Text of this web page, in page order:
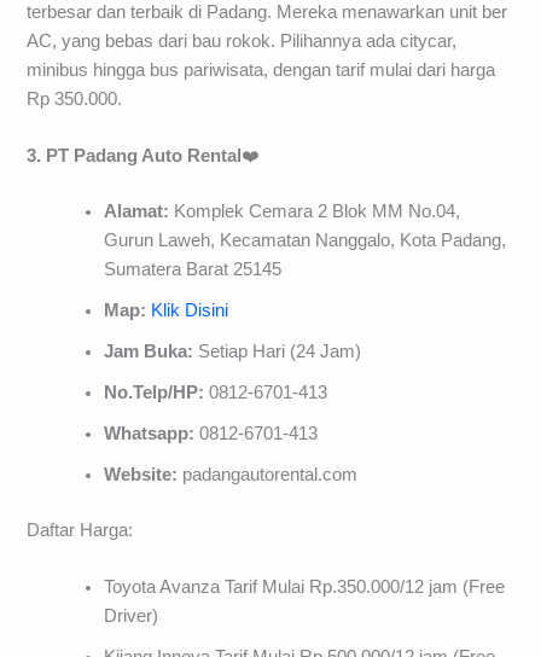
terbesar dan terbaik di Padang. Mereka menawarkan unit ber
AC, yang bebas dari bau rokok. Pilihannya ada citycar,
minibus hingga bus pariwisata, dengan tarif mulai dari harga
Rp 350.000.
3. PT Padang Auto Rental ❤️
Alamat: Komplek Cemara 2 Blok MM No.04,
Gurun Laweh, Kecamatan Nanggalo, Kota Padang,
Sumatera Barat 25145
Map: Klik Disini
Jam Buka: Setiap Hari (24 Jam)
No.Telp/HP: 0812-6701-413
Whatsapp: 0812-6701-413
Website: padangautorental.com
Daftar Harga:
Toyota Avanza Tarif Mulai Rp.350.000/12 jam (Free
Driver)